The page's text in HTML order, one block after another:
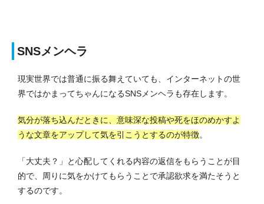
SNSメンヘラ
現実世界では普通に振る舞えていても、インターネットの世
界ではかまってちゃんになるSNSメンヘラも存在します。
気分が落ち込んだときに、意味深な投稿や死をほのめかすよ
うな文章をアップして気を引こうとするのが特徴。
「大丈夫？」と心配してくれる内容の返信をもらうことが目
的で、周りに気をかけてもらうことで承認欲求を満たそうと
するのです。